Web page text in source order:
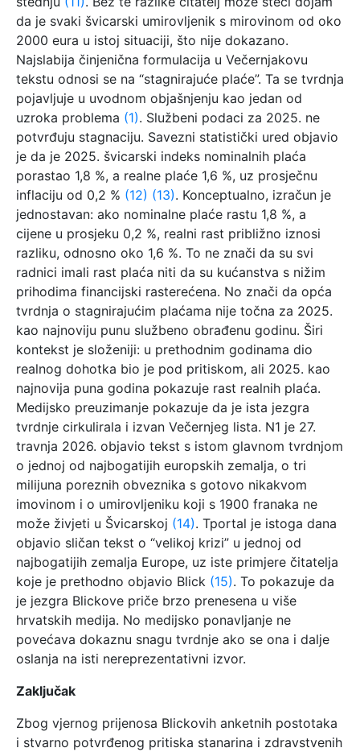
da je svaki švicarski umirovljenik s mirovinom od oko
2000 eura u istoj situaciji, što nije dokazano.
Najslabija činjenična formulacija u Večernjakovu
tekstu odnosi se na “stagnirajuće plaće”. Ta se tvrdnja
pojavljuje u uvodnom objašnjenju kao jedan od
uzroka problema (1). Službeni podaci za 2025. ne
potvrđuju stagnaciju. Savezni statistički ured objavio
je da je 2025. švicarski indeks nominalnih plaća
porastao 1,8 %, a realne plaće 1,6 %, uz prosječnu
inflaciju od 0,2 % (12) (13). Konceptualno, izračun je
jednostavan: ako nominalne plaće rastu 1,8 %, a
cijene u prosjeku 0,2 %, realni rast približno iznosi
razliku, odnosno oko 1,6 %. To ne znači da su svi
radnici imali rast plaća niti da su kućanstva s nižim
prihodima financijski rasterećena. No znači da opća
tvrdnja o stagnirajućim plaćama nije točna za 2025.
kao najnoviju punu službeno obrađenu godinu. Širi
kontekst je složeniji: u prethodnim godinama dio
realnog dohotka bio je pod pritiskom, ali 2025. kao
najnovija puna godina pokazuje rast realnih plaća.
Medijsko preuzimanje pokazuje da je ista jezgra
tvrdnje cirkulirala i izvan Večernjeg lista. N1 je 27.
travnja 2026. objavio tekst s istom glavnom tvrdnjom
o jednoj od najbogatijih europskih zemalja, o tri
milijuna poreznih obveznika s gotovo nikakvom
imovinom i o umirovljeniku koji s 1900 franaka ne
može živjeti u Švicarskoj (14). Tportal je istoga dana
objavio sličan tekst o “velikoj krizi” u jednoj od
najbogatijih zemalja Europe, uz iste primjere čitatelja
koje je prethodno objavio Blick (15). To pokazuje da
je jezgra Blickove priče brzo prenesena u više
hrvatskih medija. No medijsko ponavljanje ne
povećava dokaznu snagu tvrdnje ako se ona i dalje
oslanja na isti nereprezentativni izvor.
Zaključak
Zbog vjernog prijenosa Blickovih anketnih postotaka
i stvarno potvrđenog pritiska stanarina i zdravstvenih